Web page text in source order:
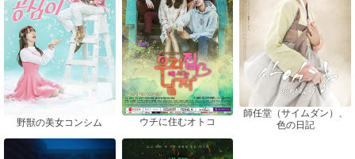
野獣の美女コンシム ウチに住むオトコ
師任堂（サイムダン）、
色の日記